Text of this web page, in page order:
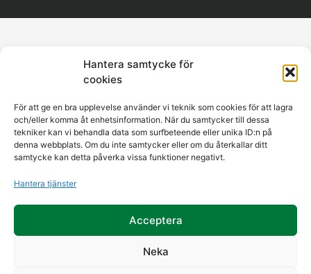
Hantera samtycke för
cookies
För att ge en bra upplevelse använder vi teknik som cookies för att lagra
och/eller komma åt enhetsinformation. När du samtycker till dessa
tekniker kan vi behandla data som surfbeteende eller unika ID:n på
denna webbplats. Om du inte samtycker eller om du återkallar ditt
samtycke kan detta påverka vissa funktioner negativt.
Hantera tjänster
Acceptera
Neka